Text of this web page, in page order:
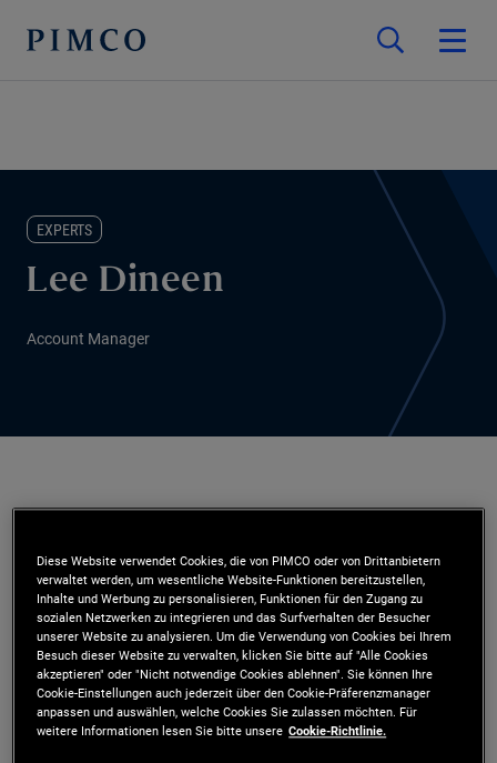
EXPERTS
Lee Dineen
Account Manager
manager in the London office, and he leads U.K.
strategic partnerships. He is responsible for
managing strategic partnerships and providing
client service and tailored solutions in the wealth
management sector across the U.K. and Channel
Diese Website verwendet Cookies, die von PIMCO oder von Drittanbietern
verwaltet werden, um wesentliche Website-Funktionen bereitzustellen,
Inhalte und Werbung zu personalisieren, Funktionen für den Zugang zu
sozialen Netzwerken zu integrieren und das Surfverhalten der Besucher
unserer Website zu analysieren. Um die Verwendung von Cookies bei Ihrem
Besuch dieser Website zu verwalten, klicken Sie bitte auf "Alle Cookies
akzeptieren" oder "Nicht notwendige Cookies ablehnen". Sie können Ihre
Cookie-Einstellungen auch jederzeit über den Cookie-Präferenzmanager
anpassen und auswählen, welche Cookies Sie zulassen möchten. Für
weitere Informationen lesen Sie bitte unsere Cookie-Richtlinie.